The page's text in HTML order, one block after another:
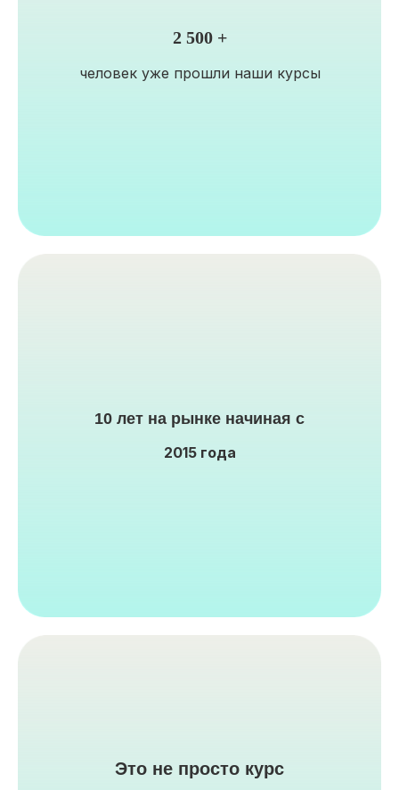
2 500 +
человек уже прошли наши курсы
10 лет на рынке начиная с
2015 года
Это не просто курс